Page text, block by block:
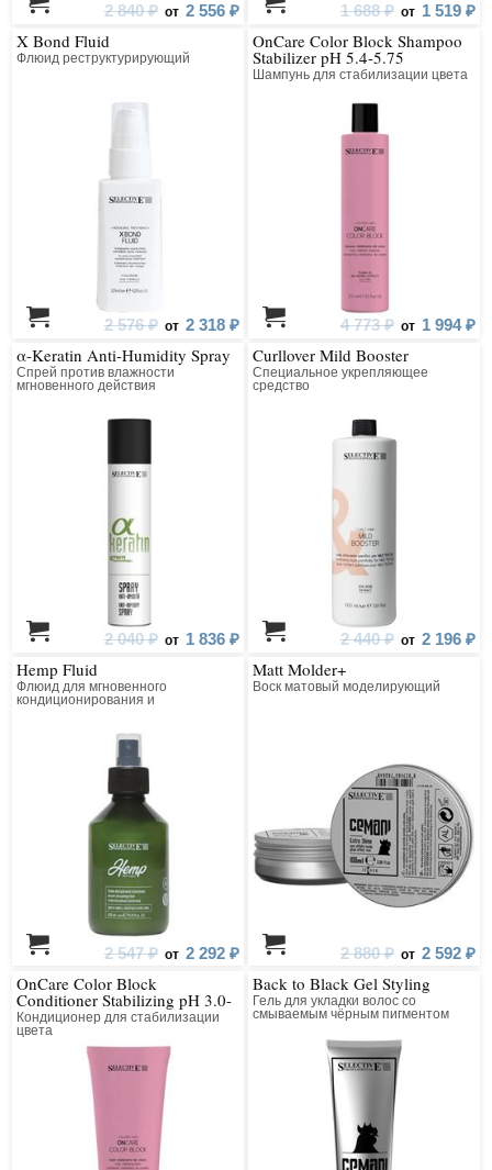
2 840 ₽ от 2 556 ₽ 1 688 ₽ от 1 519 ₽
X Bond Fluid
Флюид реструктурирующий
2 576 ₽ от 2 318 ₽
OnCare Color Block Shampoo
Stabilizer pH 5.4-5.75
Шампунь для стабилизации цвета
4 773 ₽ от 1 994 ₽
α-Keratin Anti-Humidity Spray
Спрей против влажности
мгновенного действия
2 040 ₽ от 1 836 ₽
Curllover Mild Booster
Специальное укрепляющее
средство
2 440 ₽ от 2 196 ₽
Hemp Fluid
Флюид для мгновенного
кондиционирования и
2 547 ₽ от 2 292 ₽
Matt Molder+
Воск матовый моделирующий
2 880 ₽ от 2 592 ₽
OnCare Color Block
Conditioner Stabilizing pH 3.0-
4.5
Кондиционер для стабилизации
цвета
Back to Black Gel Styling
Гель для укладки волос со
смываемым чёрным пигментом